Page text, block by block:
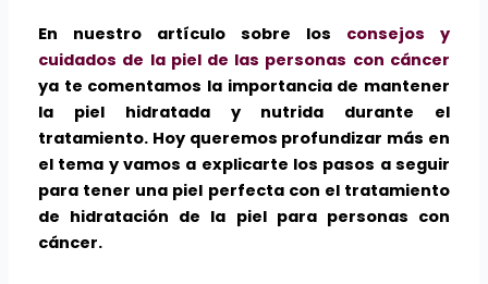
En nuestro artículo sobre los consejos y
cuidados de la piel de las personas con cáncer
ya te comentamos la importancia de mantener
la piel hidratada y nutrida durante el
tratamiento. Hoy queremos profundizar más en
el tema y vamos a explicarte los pasos a seguir
para tener una piel perfecta con el tratamiento
de hidratación de la piel para personas con
cáncer.